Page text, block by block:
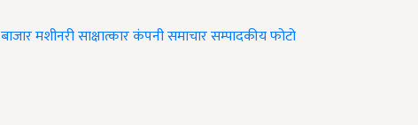
बाजारमशीनरीसाक्षात्कारकंपनी समाचारसम्पादकीयफोटो